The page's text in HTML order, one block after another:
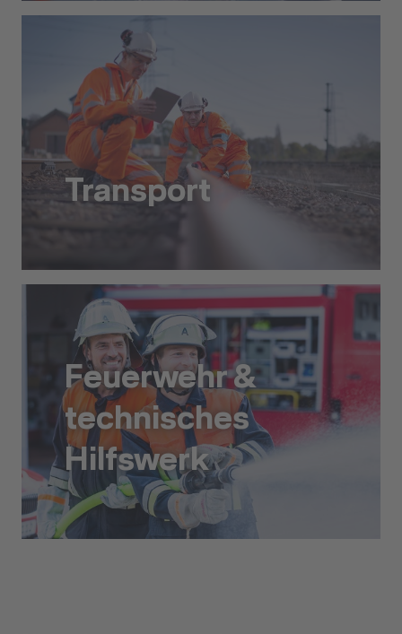
Transport
Feuerwehr &
technisches
Hilfswerk
Feuerwehr & technisches Hilfswerk